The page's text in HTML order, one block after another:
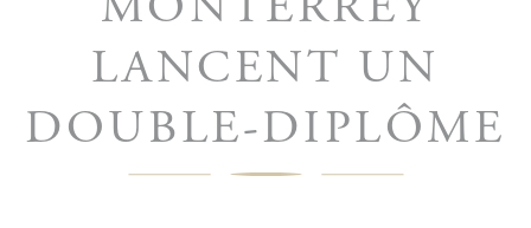
LANCENT UN
DOUBLE-DIPLÔME